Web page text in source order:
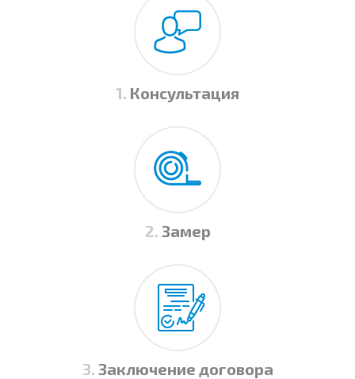
1. Консультация
2. Замер
3. Заключение договора